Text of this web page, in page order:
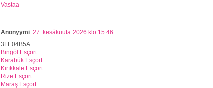
Vastaa
Anonyymi 27. kesäkuuta 2026 klo 15.46
3FE04B5A
Bingöl Esçort
Karabük Esçort
Kırıkkale Esçort
Rize Esçort
Maraş Esçort